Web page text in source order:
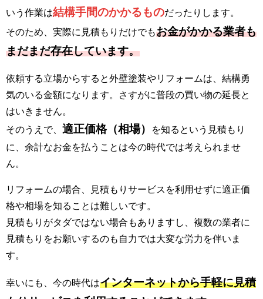
いう作業は結構手間のかかるものだったりします。
そのため、実際に見積もりだけでもお金がかかる業者も
まだまだ存在しています。
依頼する立場からすると外壁塗装やリフォームは、結構勇
気のいる金額になります。さすがに普段の買い物の延長と
はいきません。
そのうえで、 適正価格（相場）
を知るという見積もり
に、余計なお金を払うことは今の時代では考えられませ
ん。
リフォームの場合、見積もりサービスを利用せずに適正価
格や相場を知ることは難しいです。
見積もりがタダではない場合もありますし、複数の業者に
見積もりをお願いするのも自力では大変な労力を伴いま
す。
幸いにも、今の時代はインターネットから手軽に見積